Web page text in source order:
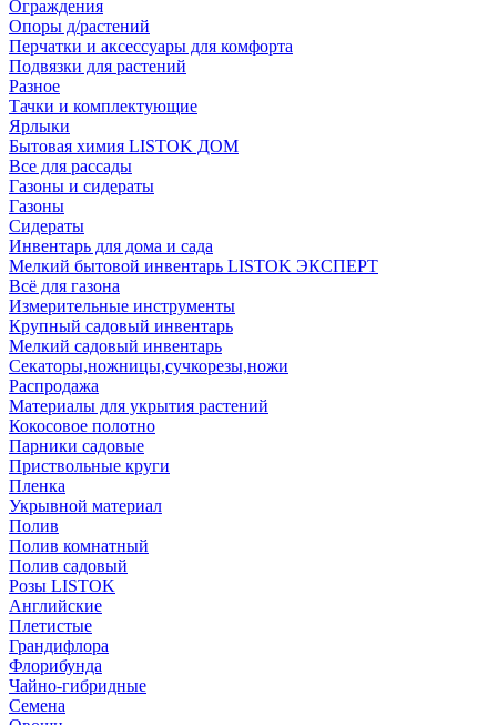
Ограждения
Опоры д/растений
Перчатки и аксессуары для комфорта
Подвязки для растений
Разное
Тачки и комплектующие
Ярлыки
Бытовая химия LISTOK ДОМ
Все для рассады
Газоны и сидераты
Газоны
Сидераты
Инвентарь для дома и сада
Мелкий бытовой инвентарь LISTOK ЭКСПЕРТ
Всё для газона
Измерительные инструменты
Крупный садовый инвентарь
Мелкий садовый инвентарь
Секаторы,ножницы,сучкорезы,ножи
Распродажа
Материалы для укрытия растений
Кокосовое полотно
Парники садовые
Приствольные круги
Пленка
Укрывной материал
Полив
Полив комнатный
Полив садовый
Розы LISTOK
Английские
Плетистые
Грандифлора
Флорибунда
Чайно-гибридные
Семена